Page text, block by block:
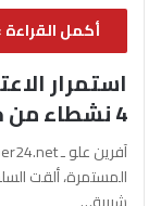
أكمل القراءة
استمرار
4 نشطاء من حزب المساواة
المستمرة، ألقت